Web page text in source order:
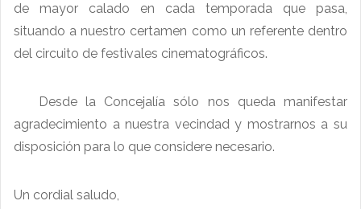
de mayor calado en cada temporada que pasa,
situando a nuestro certamen como un referente dentro
del circuito de festivales cinematográficos.
Desde la Concejalía sólo nos queda manifestar
agradecimiento a nuestra vecindad y mostrarnos a su
disposición para lo que considere necesario.
Un cordial saludo,